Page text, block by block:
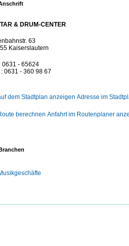
& DRUM-CENTER
63
Kaiserslautern
0631 - 65624
: 0631 - 360 98 67
Adresse im
Anfahrt im Routenplaner